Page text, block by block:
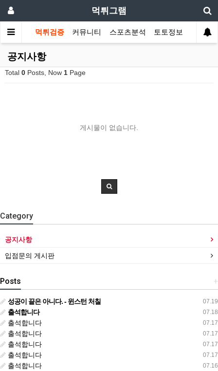
먹튀그램
먹튀검증 커뮤니티 스포츠분석 토토정보
공지사항
Total 0 Posts, Now 1 Page
게시물이 없습니다.
Category
공지사항
입점문의 게시판
+
Posts
07.19
성공이 끝은 아니다. - 윈스턴 처칠
07.18
출석합니다
07.17
출석합니다
07.17
출석합니다
07.17
출석합니다
07.17
출석합니다
07.16
출석합니다